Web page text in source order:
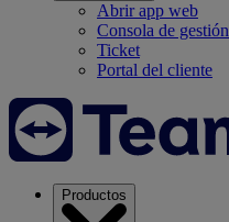
Abrir app web
Consola de gestión
Ticket
Portal del cliente
Productos